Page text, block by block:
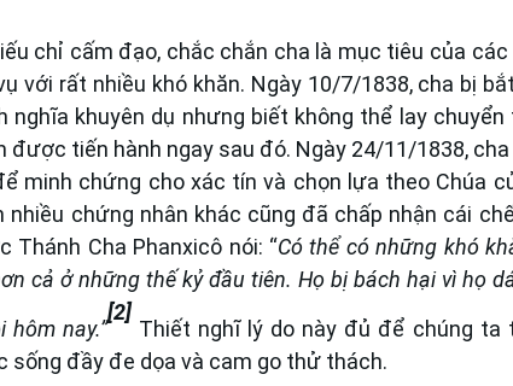
chỉ cấm đạo, chắc chắn cha là mục tiêu của
với rất nhiều khó khăn. Ngày 10/7/1838, cha bị
nghĩa khuyên dụ nhưng biết không thể lay
được tiến hành ngay sau đó. Ngày 24/11/1838,
minh chứng cho xác tín và chọn lựa theo Chúa
nhiều chứng nhân khác cũng đã chấp nhận cái
Thánh Cha Phanxicô nói: “Có thể có những khó
cả ở những thế kỷ đầu tiên. Họ bị bách hại vì họ
hôm nay.”
[2]
Thiết nghĩ lý do này đủ để chúng
sống đầy đe dọa và cam go thử thách.